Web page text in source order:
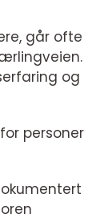
går ofte
og
personer